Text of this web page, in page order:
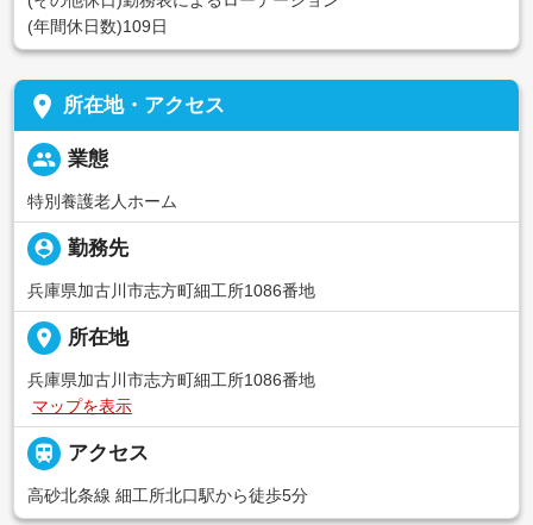
(年間休日数)109日
place 所在地・アクセス
people 業態
特別養護老人ホーム
person_pin 勤務先
兵庫県加古川市志方町細工所1086番地
place 所在地
兵庫県加古川市志方町細工所1086番地
マップを表示
 アクセス
高砂北条線 細工所北口駅から徒歩5分